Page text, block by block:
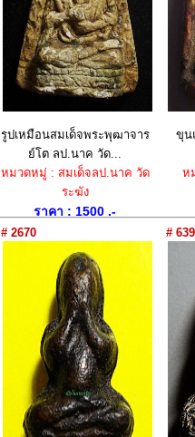
รูปเหมือนสมเด็จพระพุฒาจาร
ย์โต ลป.นาค วัด...
หมวดหมู่ : สมเด็จลป.นาค วัด
ระฆัง
ราคา : 1500 .-
ขุน
ห
# 2670 #